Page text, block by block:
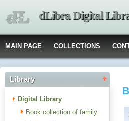
dLibra Digital
MAIN PAGE COLLECTIONS
Library
Digital Library
Book collection of family